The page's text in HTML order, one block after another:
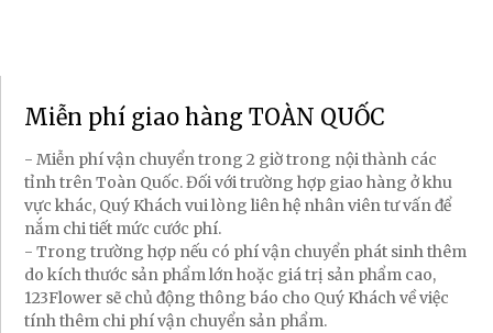
Miễn phí giao hàng TOÀN QUỐC
- Miễn phí vận chuyển trong 2 giờ trong nội thành các
tỉnh trên Toàn Quốc. Đối với trường hợp giao hàng ở khu
vực khác, Quý Khách vui lòng liên hệ nhân viên tư vấn để
nắm chi tiết mức cước phí.
- Trong trường hợp nếu có phí vận chuyển phát sinh thêm
do kích thước sản phẩm lớn hoặc giá trị sản phẩm cao,
123Flower sẽ chủ động thông báo cho Quý Khách về việc
tính thêm chi phí vận chuyển sản phẩm.